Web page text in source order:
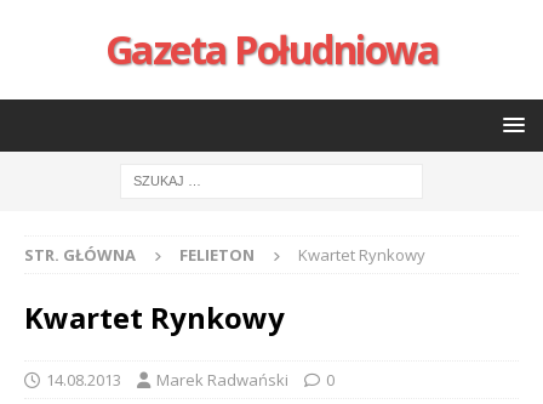
Gazeta Południowa
STR. GŁÓWNA FELIETON Kwartet Rynkowy
Kwartet Rynkowy
14.08.2013 Marek Radwański 0